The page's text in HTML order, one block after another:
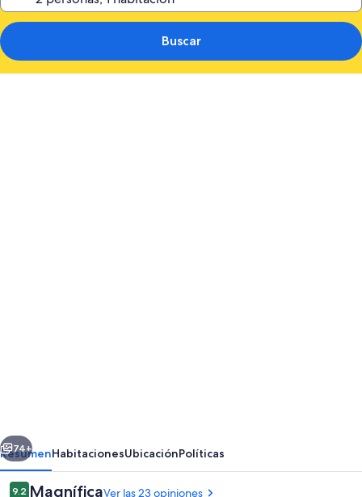
Buscar
Siguiente
74+
ResumenHabitacionesUbicaciónPolíticas
Opiniones
9.2 MagníficaVer las 23 opiniones